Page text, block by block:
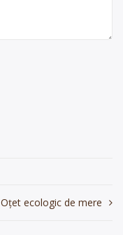
Oțet ecologic de mere